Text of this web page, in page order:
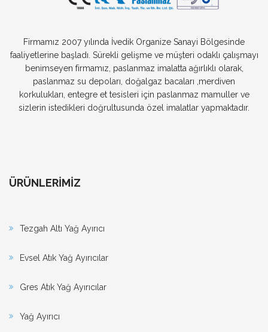
Firmamız 2007 yılında İvedik Organize Sanayi Bölgesinde
faaliyetlerine başladı. Sürekli gelişme ve müşteri odaklı çalışmayı
benimseyen firmamız, paslanmaz imalatta ağırlıklı olarak,
paslanmaz su depoları, doğalgaz bacaları ,merdiven
korkulukları, entegre et tesisleri için paslanmaz mamuller ve
sizlerin istedikleri doğrultusunda özel imalatlar yapmaktadır.
ÜRÜNLERİMİZ
Tezgah Altı Yağ Ayırıcı
Evsel Atık Yağ Ayırıcılar
Gres Atık Yağ Ayırıcılar
Yağ Ayırıcı